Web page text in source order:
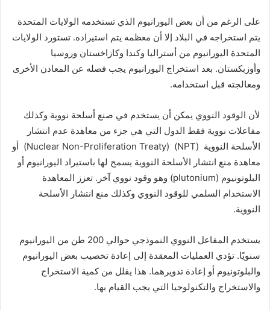
على الرغم من أن بعض اليورانيوم الذي تستخدمه الولايات المتحدة
يتم استخراجه في البلاد إلا أن معظمه يتم استيراده. تستورد الولايات
المتحدة اليورانيوم من أستراليا وكندا وكازاخستان وروسيا
وأوزبكستان. بعد استخراج اليورانيوم يجب فصله عن المعادن الأخرى
ومعالجته قبل استخدامه.
لأن الوقود النووي يمكن أن يستخدم في صنع أسلحة نووية وكذلك
مفاعلات نووية فقط الدول التي هي جزء من معاهدة عدم انتشار
الأسلحة النووية (NPT) (Nuclear Non-Proliferation Treaty) أو
معاهدة منع انتشار الأسلحة النووية يسمح لها باستيراد اليورانيوم أو
البلوتونيوم (plutonium) وهو وقود نووي آخر. تعزز المعاهدة
الاستخدام السلمي للوقود النووي وكذلك منع انتشار الأسلحة
النووية.
يستخدم المفاعل النووي النموذجي حوالي 200 طن من اليورانيوم
سنويًا. تؤدي العمليات المعقدة إلى إعادة تخصيب بعض اليورانيوم
والبلوتونيوم أو إعادة تدويرهما. هذا يقلل من كمية الاستخراج
والاستخراج والتكنولوجيا التي يجب القيام بها.